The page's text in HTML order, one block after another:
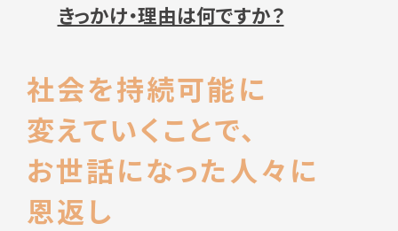
きっかけ・理由は何ですか？
社会を持続可能に
変えていくことで、
お世話になった人々に
恩返し